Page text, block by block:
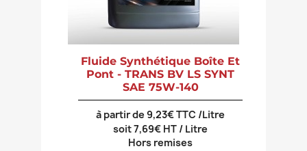
Fluide Synthétique Boîte Et
Pont - TRANS BV LS SYNT
SAE 75W-140
à partir de 9,23€ TTC /Litre
soit 7,69€ HT / Litre
Hors remises